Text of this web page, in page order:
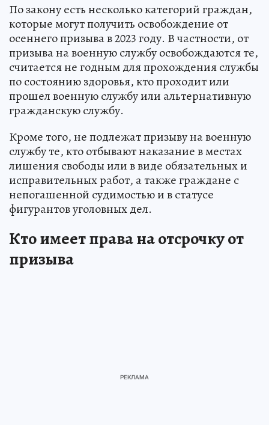
По закону есть несколько категорий граждан,
которые могут получить освобождение от
осеннего призыва в 2023 году. В частности, от
призыва на военную службу освобождаются те,
считается не годным для прохождения службы
по состоянию здоровья, кто проходит или
прошел военную службу или альтернативную
гражданскую службу.
Кроме того, не подлежат призыву на военную
службу те, кто отбывают наказание в местах
лишения свободы или в виде обязательных и
исправительных работ, а также граждане с
непогашенной судимостью и в статусе
фигурантов уголовных дел.
Кто имеет права на отсрочку от
призыва